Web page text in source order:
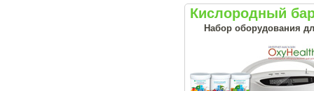
Кислородный
Набор оборудования